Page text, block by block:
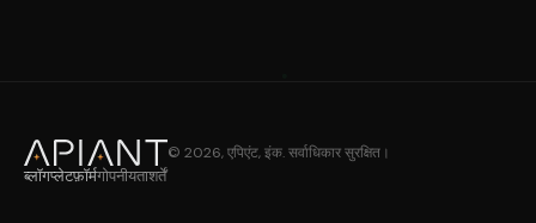
© 2026, एपिएंट, इंक. सर्वाधिकार सुरक्षित।
ब्लॉगप्लेटफ़ॉर्मगोपनीयताशर्तें